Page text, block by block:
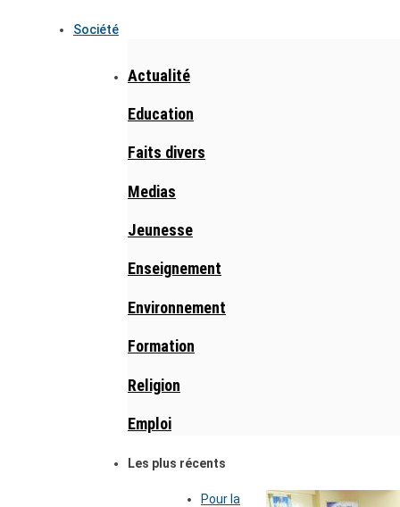
Société
Actualité
Education
Faits divers
Medias
Jeunesse
Enseignement
Environnement
Formation
Religion
Emploi
Les plus récents
Pour la